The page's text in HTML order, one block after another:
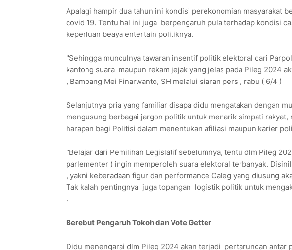
Apalagi hampir dua tahun ini kondisi perekonomian masyarakat
covid 19. Tentu hal ini juga berpengaruh pula terhadap kondisi
keperluan beaya entertain politiknya.
"Sehingga munculnya tawaran insentif politik elektoral dari
kantong suara maupun rekam jejak yang jelas pada Pileg 2024
, Bambang Mei Finarwanto, SH melalui siaran pers , rabu ( 6/4 )
Selanjutnya pria yang familiar disapa didu mengatakan dengan
mengusung berbagai jargon politik untuk menarik simpati rakyat,
harapan bagi Politisi dalam menentukan afiliasi maupun karier
"Belajar dari Pemilihan Legislatif sebelumnya, tentu dlm Pileg
parlementer ) ingin memperoleh suara elektoral terbanyak.
, yakni keberadaan figur dan performance Caleg yang diusung
Tak kalah pentingnya juga topangan logistik politik untuk
.
Berebut Pengaruh Tokoh dan Vote Getter
Didu menengarai dlm Pileg 2024 akan terjadi pertarungan antar